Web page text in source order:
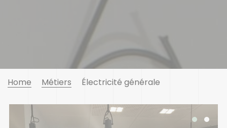
Home Métiers Électricité générale